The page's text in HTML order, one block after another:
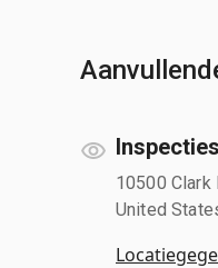
Inspecties
10500 Clark
United